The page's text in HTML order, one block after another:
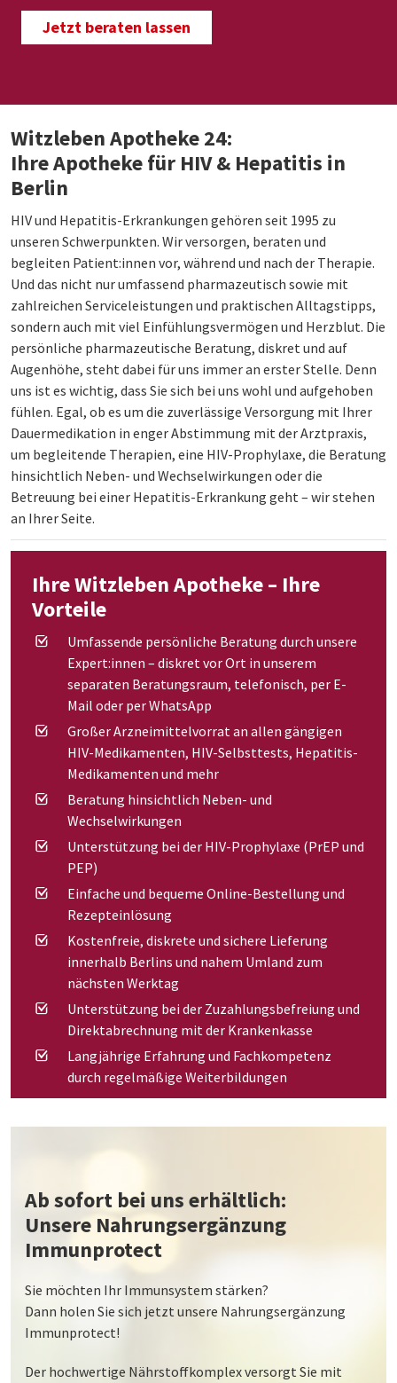
Jetzt beraten lassen
Witzleben Apotheke 24:
Ihre Apotheke für HIV & Hepatitis in
Berlin
HIV und Hepatitis-Erkrankungen gehören seit 1995 zu
unseren Schwerpunkten. Wir versorgen, beraten und
begleiten Patient:innen vor, während und nach der Therapie.
Und das nicht nur umfassend pharmazeutisch sowie mit
zahlreichen Serviceleistungen und praktischen Alltagstipps,
sondern auch mit viel Einfühlungsvermögen und Herzblut. Die
persönliche pharmazeutische Beratung, diskret und auf
Augenhöhe, steht dabei für uns immer an erster Stelle. Denn
uns ist es wichtig, dass Sie sich bei uns wohl und aufgehoben
fühlen. Egal, ob es um die zuverlässige Versorgung mit Ihrer
Dauermedikation in enger Abstimmung mit der Arztpraxis,
um begleitende Therapien, eine HIV-Prophylaxe, die Beratung
hinsichtlich Neben- und Wechselwirkungen oder die
Betreuung bei einer Hepatitis-Erkrankung geht – wir stehen
an Ihrer Seite.
Ihre Witzleben Apotheke – Ihre
Vorteile
Umfassende persönliche Beratung durch unsere
Expert:innen – diskret vor Ort in unserem
separaten Beratungsraum, telefonisch, per E-
Mail oder per WhatsApp
Großer Arzneimittelvorrat an allen gängigen
HIV-Medikamenten, HIV-Selbsttests, Hepatitis-
Medikamenten und mehr
Beratung hinsichtlich Neben- und
Wechselwirkungen
Unterstützung bei der HIV-Prophylaxe (PrEP und
PEP)
Einfache und bequeme Online-Bestellung und
Rezepteinlösung
Kostenfreie, diskrete und sichere Lieferung
innerhalb Berlins und nahem Umland zum
nächsten Werktag
Unterstützung bei der Zuzahlungsbefreiung und
Direktabrechnung mit der Krankenkasse
Langjährige Erfahrung und Fachkompetenz
durch regelmäßige Weiterbildungen
Ab sofort bei uns erhältlich:
Unsere Nahrungsergänzung
Immunprotect
Sie möchten Ihr Immunsystem stärken?
Dann holen Sie sich jetzt unsere Nahrungsergänzung
Immunprotect!
Der hochwertige Nährstoffkomplex versorgt Sie mit